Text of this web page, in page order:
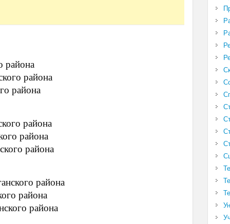
района
района
района
района
района
района
района
района
района